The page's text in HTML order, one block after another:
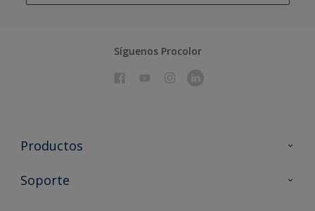
Síguenos Procolor
Productos
Todos los productos
Soporte